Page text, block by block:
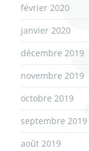
février 2020
janvier 2020
décembre 2019
novembre 2019
octobre 2019
septembre 2019
août 2019